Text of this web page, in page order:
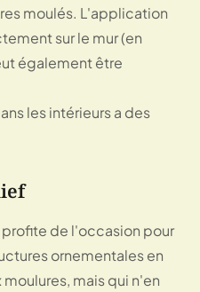
moulés. L'application
sur le mur (en
également être
les intérieurs a des
profite de l'occasion pour
ornementales en
mais qui n'en